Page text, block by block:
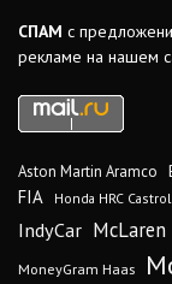
СПАМ с
рекламе на нашем
Aston Martin Aramco
FIA Honda HRC Castrol
IndyCar McLaren
MoneyGram Haas